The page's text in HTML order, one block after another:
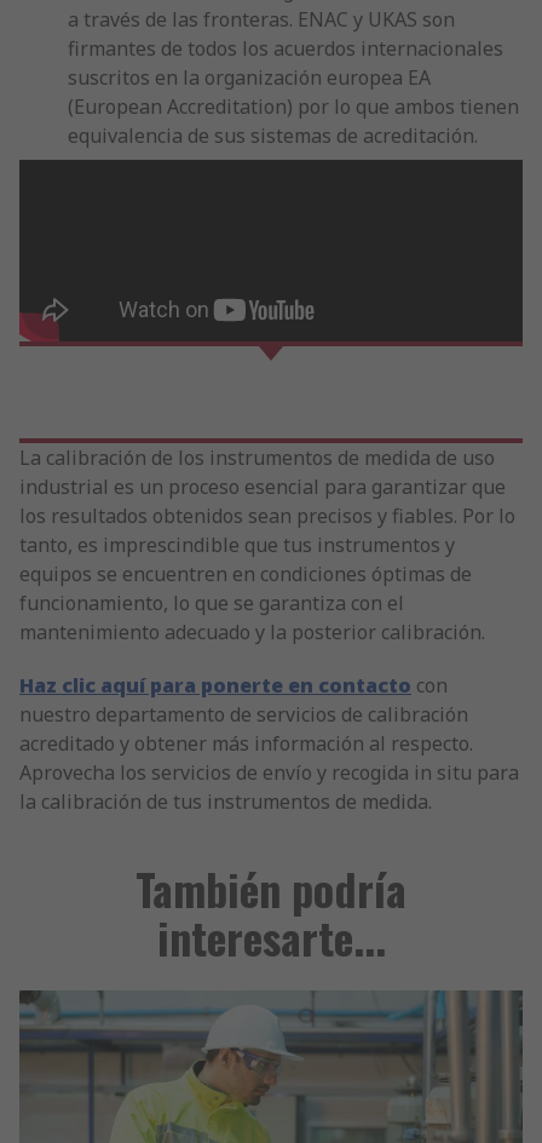
a través de las fronteras. ENAC y UKAS son
firmantes de todos los acuerdos internacionales
suscritos en la organización europea EA
(European Accreditation) por lo que ambos tienen
equivalencia de sus sistemas de acreditación.
La calibración de los instrumentos de medida de uso
industrial es un proceso esencial para garantizar que
los resultados obtenidos sean precisos y fiables. Por lo
tanto, es imprescindible que tus instrumentos y
equipos se encuentren en condiciones óptimas de
funcionamiento, lo que se garantiza con el
mantenimiento adecuado y la posterior calibración.
Haz clic aquí para ponerte en contacto con
nuestro departamento de servicios de calibración
acreditado y obtener más información al respecto.
Aprovecha los servicios de envío y recogida in situ para
la calibración de tus instrumentos de medida.
También podría
interesarte...